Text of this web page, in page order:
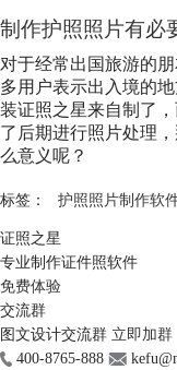
制作护照照片有必
对于经常出国旅游的
多用户表示出入境的
装证照之星来自制了
了后期进行照片处理
么意义呢？
标签： 护照照片制作软
证照之星
专业制作证件照软件
免费体验
交流群
图文设计交流群 立即加群
400-8765-888